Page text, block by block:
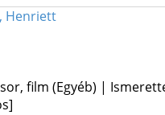
Henriett
film (Egyéb) |